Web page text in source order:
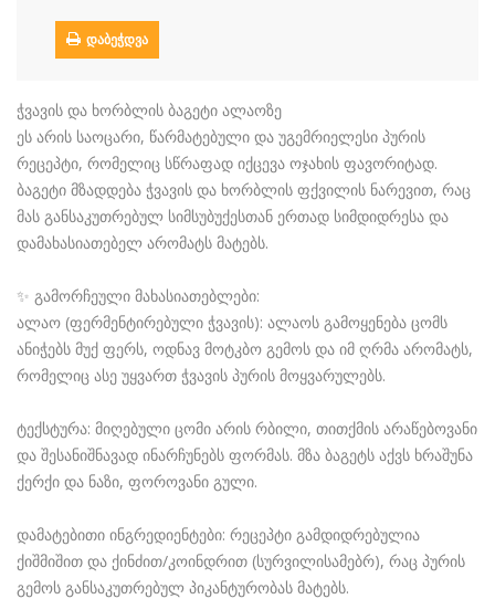
დაგვიკავშირდით
შესვლა / რეგისტრაცია
ᲓᲐᲑᲔᲭᲓᲕᲐ
ჭვავის და ხორბლის ბაგეტი ალაოზე
ეს არის საოცარი, წარმატებული და უგემრიელესი პურის
რეცეპტი, რომელიც სწრაფად იქცევა ოჯახის ფავორიტად.
ბაგეტი მზადდება ჭვავის და ხორბლის ფქვილის ნარევით, რაც
მას განსაკუთრებულ სიმსუბუქესთან ერთად სიმდიდრესა და
დამახასიათებელ არომატს მატებს.
✨ გამორჩეული მახასიათებლები:
ალაო (ფერმენტირებული ჭვავის): ალაოს გამოყენება ცომს
ანიჭებს მუქ ფერს, ოდნავ მოტკბო გემოს და იმ ღრმა არომატს,
რომელიც ასე უყვართ ჭვავის პურის მოყვარულებს.
ტექსტურა: მიღებული ცომი არის რბილი, თითქმის არაწებოვანი
და შესანიშნავად ინარჩუნებს ფორმას. მზა ბაგეტს აქვს ხრაშუნა
ქერქი და ნაზი, ფოროვანი გული.
დამატებითი ინგრედიენტები: რეცეპტი გამდიდრებულია
ქიშმიშით და ქინძით/კოინდრით (სურვილისამებრ), რაც პურის
გემოს განსაკუთრებულ პიკანტურობას მატებს.